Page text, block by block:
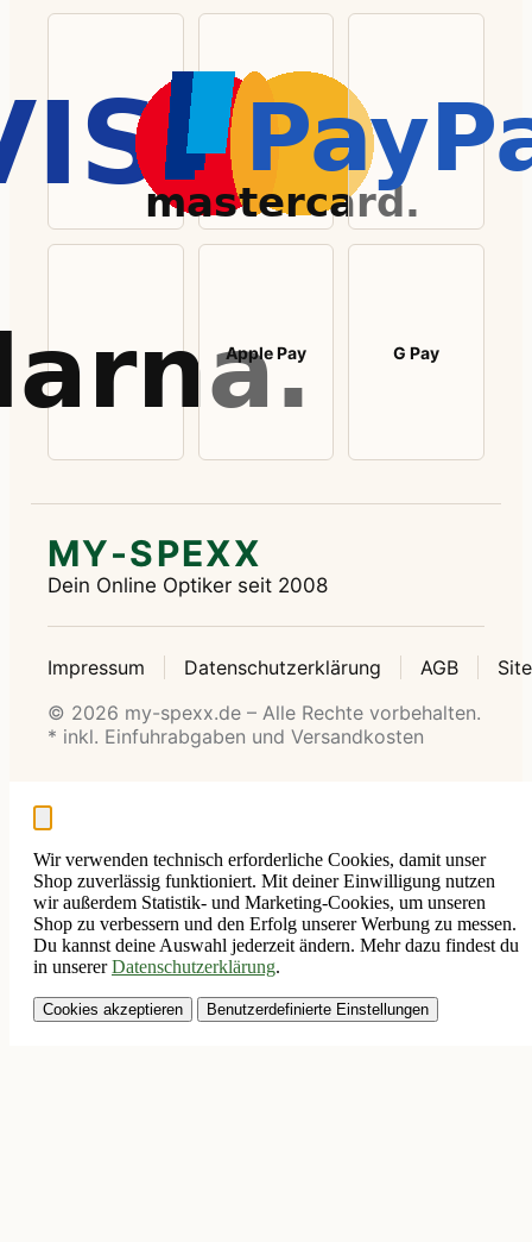
Apple Pay G Pay
MY-SPEXX
Dein Online Optiker seit 2008
Impressum Datenschutzerklärung AGB
© 2026 my-spexx.de – Alle Rechte vorbehalten.
* inkl. Einfuhrabgaben und Versandkosten
Wir verwenden technisch erforderliche Cookies, damit unser
Shop zuverlässig funktioniert. Mit deiner Einwilligung nutzen
wir außerdem Statistik- und Marketing-Cookies, um unseren
Shop zu verbessern und den Erfolg unserer Werbung zu messen.
Du kannst deine Auswahl jederzeit ändern. Mehr dazu findest du
in unsererDatenschutzerklärung.
Cookies akzeptieren Benutzerdefinierte Einstellungen